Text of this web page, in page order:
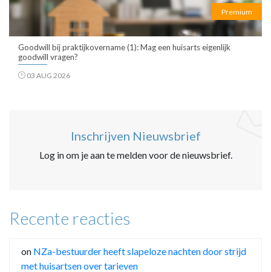
Premium
Goodwill bij praktijkovername (1): Mag een huisarts eigenlijk
goodwill vragen?
03 AUG 2026
Inschrijven Nieuwsbrief
Log in om je aan te melden voor de nieuwsbrief.
Recente reacties
on NZa-bestuurder heeft slapeloze nachten door strijd
met huisartsen over tarieven